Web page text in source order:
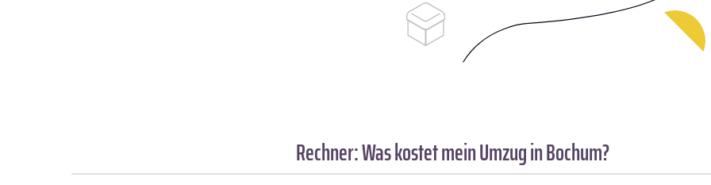
Rechner: Was kostet mein Umzug in Bochum?